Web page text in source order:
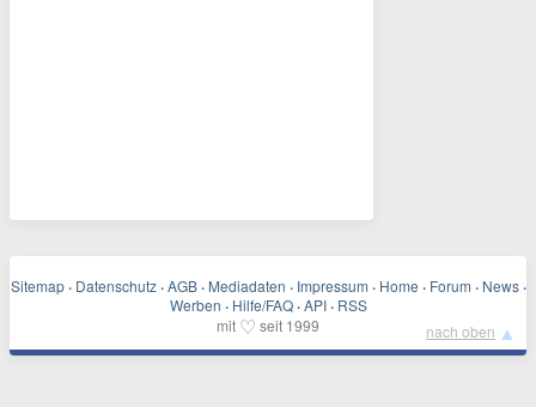
Sitemap · Datenschutz · AGB · Mediadaten · Impressum · Home · Forum · News ·
Werben · Hilfe/FAQ · API · RSS
mit ♡ seit 1999 nach oben ▲